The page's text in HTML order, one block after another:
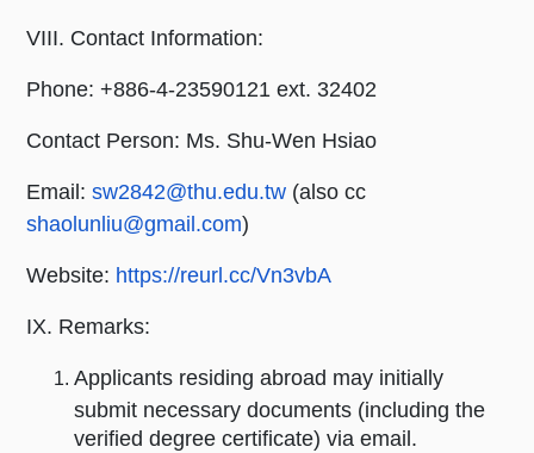
VIII. Contact Information:
Phone: +886-4-23590121 ext. 32402
Contact Person: Ms. Shu-Wen Hsiao
Email:sw2842@thu.edu.tw (also cc
shaolunliu@gmail.com)
Website: https://reurl.cc/Vn3vbA
IX. Remarks:
Applicants residing abroad may initially
submit necessary documents (including the
verified degree certificate) via email.